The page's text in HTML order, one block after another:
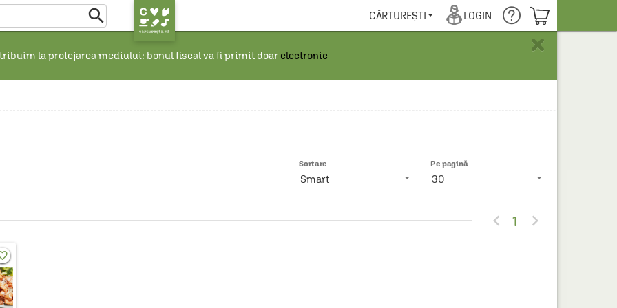
 CĂRTUREȘTI LOGIN COȘUL TĂU
×
la protejarea mediului: bonul fiscal va fi primit doar electronic
Pe pagină
30
Sortare
Smart
 1 